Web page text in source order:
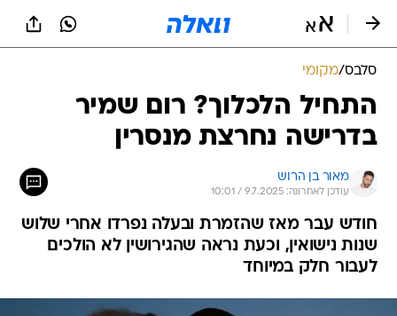
סלבס/מקומי
התחיל הלכלוך? רום שמיר
בדרישה נחרצת מנסרין
מאור בן הרוש
עודכן לאחרונה: 9.7.2025 / 10:01
חודש עבר מאז שהזמרת ובעלה נפרדו אחרי שלוש
שנות נישואין, וכעת נראה שהגירושין לא הולכים
לעבור חלק במיוחד